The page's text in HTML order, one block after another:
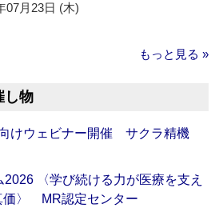
07月23日 (木)
もっと見る »
し物
けウェビナー開催 サクラ精機
〈学び続ける力が医療を支え
価〉 MR認定センター